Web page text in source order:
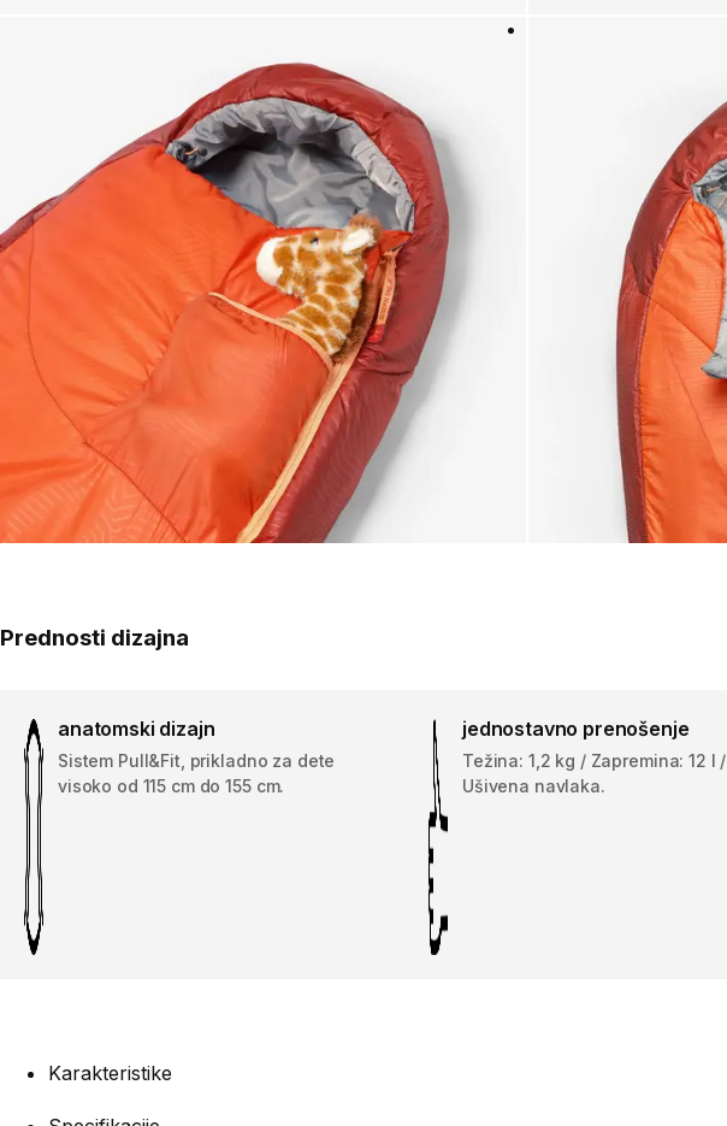
Prednosti dizajna
anatomski dizajn
Sistem Pull&Fit, prikladno za dete
visoko od 115 cm do 155 cm.
jednostavno prenošenje
Težina: 1,2 kg / Zapremina: 12 l /
Ušivena navlaka.
Karakteristike